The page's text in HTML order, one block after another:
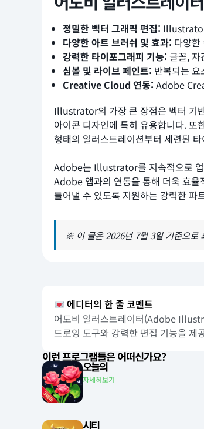
정밀한 벡터 그래픽 편집: Illustrator
다양한 아트 브러쉬 및 효과: 다양한
강력한 타이포그래피 기능: 글꼴, 자
심볼 및 라이브 페인트: 반복되는
Creative Cloud 연동: Adobe
Illustrator의 가장 큰 장점은 벡터 기
아이콘 디자인에 특히 유용합니다.
형태의 일러스트레이션부터 세련된
Adobe는 Illustrator를 지속적으로 업
Adobe 앱과의 연동을 통해 더욱 효
들어낼 수 있도록 지원하는 강력한 파
※ 이 글은 2026년 7월 3일 기준으로
에디터의 한 줄 코멘트
어도비 일러스트레이터(Adobe
드로잉 도구와 강력한 편집 기능을 제
이런 프로그램들은 어떠신가요?
오늘의
자세히보기
시티